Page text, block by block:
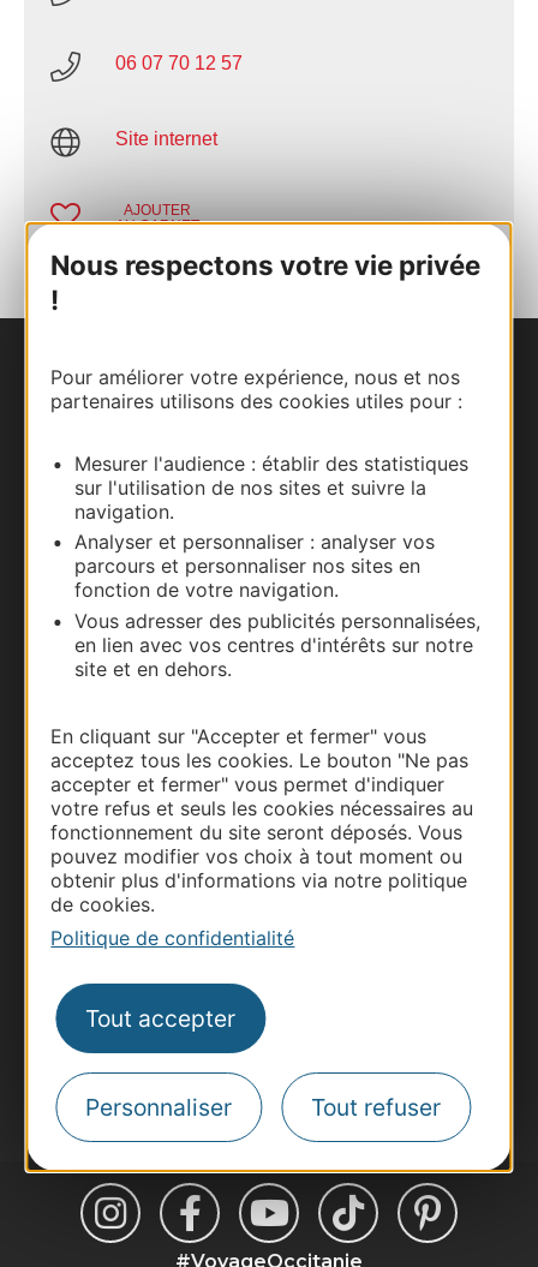
Nous respectons votre vie privée
!
Pour améliorer votre expérience, nous et nos
partenaires utilisons des cookies utiles pour :
Mesurer l'audience : établir des statistiques
sur l'utilisation de nos sites et suivre la
navigation.
Analyser et personnaliser : analyser vos
parcours et personnaliser nos sites en
fonction de votre navigation.
Vous adresser des publicités personnalisées,
en lien avec vos centres d'intérêts sur notre
site et en dehors.
En cliquant sur "Accepter et fermer" vous
acceptez tous les cookies. Le bouton "Ne pas
accepter et fermer" vous permet d'indiquer
votre refus et seuls les cookies nécessaires au
fonctionnement du site seront déposés. Vous
pouvez modifier vos choix à tout moment ou
obtenir plus d'informations via notre politique
de cookies.
Politique de confidentialité
Tout accepter
Personnaliser Tout refuser
06 07 70 12 57
Site internet
AJOUTER
AU CARNET
Nous contacter
Documentation
Thermalisme
Business/Mice
Pros d'Occitanie
Site presse et d'influence
Inscrivez-vous à la lettre d'information
Destination Occitanie pour recevoir des
suggestions de séjours, de visites et de sorties.
Je m'abonne
#VoyageOccitanie